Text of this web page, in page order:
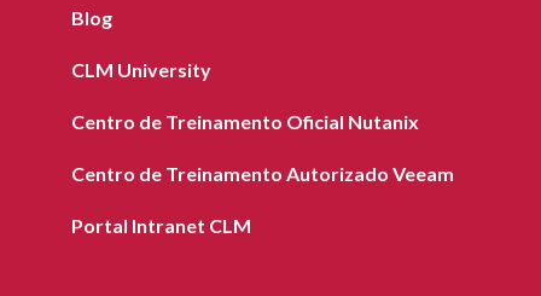
Blog
CLM University
Centro de Treinamento Oficial Nutanix
Centro de Treinamento Autorizado Veeam
Portal Intranet CLM